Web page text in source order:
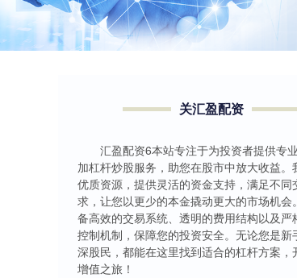
关汇盈配资
汇盈配资6本站专注于为投资者提供专
加杠杆炒股服务，助您在股市中放大收益。
优质资源，提供灵活的资金支持，满足不同
求，让您以更少的本金撬动更大的市场机会
备高效的交易系统、透明的费用结构以及严
控制机制，保障您的投资安全。无论您是新
深股民，都能在这里找到适合的杠杆方案，
增值之旅！